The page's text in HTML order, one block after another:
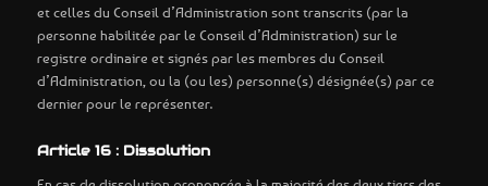
et celles du Conseil d’Administration sont transcrits (par la
personne habilitée par le Conseil d’Administration) sur le
registre ordinaire et signés par les membres du Conseil
d’Administration, ou la (ou les) personne(s) désignée(s) par ce
dernier pour le représenter.
Article 16 : Dissolution